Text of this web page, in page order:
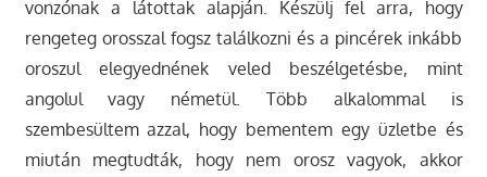
vonzónak a látottak alapján. Készülj fel arra, hogy
rengeteg orosszal fogsz találkozni és a pincérek inkább
oroszul elegyednének veled beszélgetésbe, mint
angolul vagy németül. Több alkalommal is
szembesültem azzal, hogy bementem egy üzletbe és
miután megtudták, hogy nem orosz vagyok, akkor